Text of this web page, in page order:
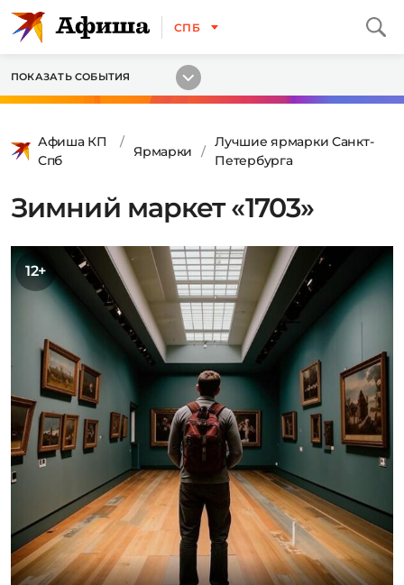
СПБ
ПОКАЗАТЬ СОБЫТИЯ
Афиша КП
Спб
Ярмарки
Лучшие ярмарки Санкт-
Петербурга
Зимний маркет «1703»
12+